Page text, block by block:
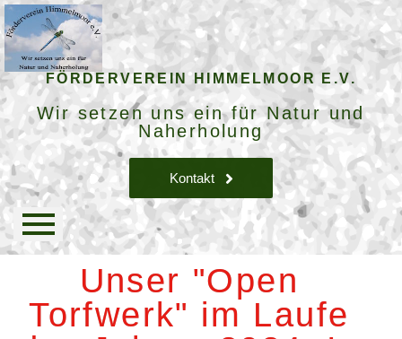
FÖRDERVEREIN HIMMELMOOR E.V.
Wir setzen uns ein für Natur und
Naherholung
Kontakt
Unser "Open
Torfwerk" im Laufe